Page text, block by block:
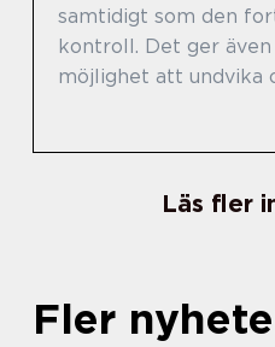
samtidigt som den
kontroll. Det ger
möjlighet att undvika
Läs fler
Fler